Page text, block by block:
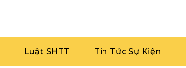
Luật SHTT Tin Tức Sự Kiện